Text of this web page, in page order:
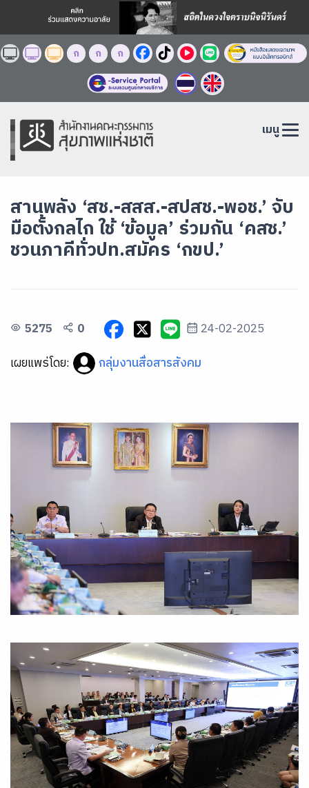
ก ก ก
เมนู
สานพลัง ‘สช.-สสส.-สปสช.-พอช.’ จับ
มือตั้งกลไก ใช้ ‘ข้อมูล’ ร่วมกัน ‘คสช.’
ชวนภาคีทั่วปท.สมัคร ‘กขป.’
5275 0
24-02-2025
เผยแพร่โดย:
กลุ่มงานสื่อสารสังคม